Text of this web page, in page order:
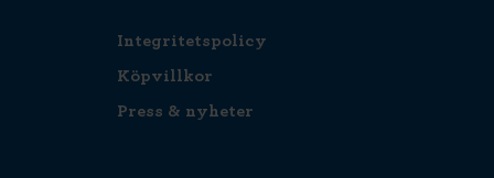
Integritetspolicy
Köpvillkor
Press & nyheter